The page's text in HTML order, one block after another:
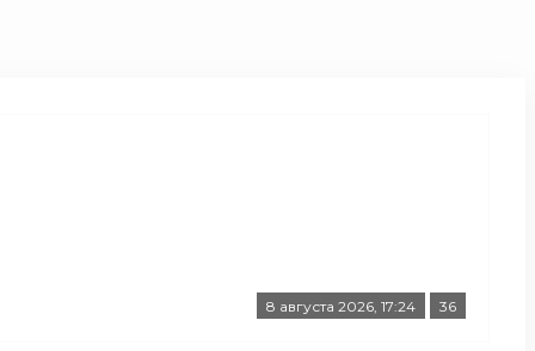
8 августа 2026, 17:24 36